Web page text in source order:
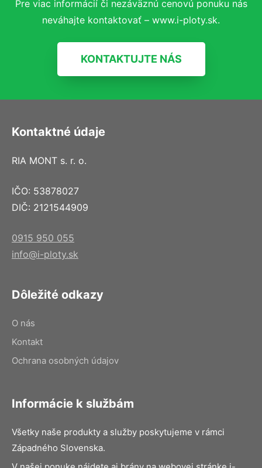
Pre viac informácií či nezáväznú cenovú ponuku nás
neváhajte kontaktovať – www.i-ploty.sk.
KONTAKTUJTE NÁS
Kontaktné údaje
RIA MONT s. r. o.
IČO: 53878027
DIČ: 2121544909
0915 950 055
info@i-ploty.sk
Dôležité odkazy
O nás
Kontakt
Ochrana osobných údajov
Informácie k službám
Všetky naše produkty a služby poskytujeme v rámci
Západného Slovenska.